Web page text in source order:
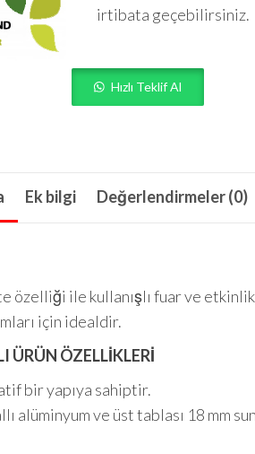
irtibata geçebilirsiniz.
Hızlı Teklif Al
Ek bilgi Değerlendirmeler (0)
özelliği ile kullanışlı fuar ve etkinlik
için idealdir.
ÜRÜN ÖZELLİKLERİ
bir yapıya sahiptir.
alüminyum ve üst tablası 18 mm